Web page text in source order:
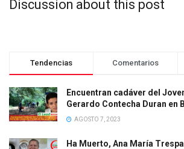
Discussion about this post
Tendencias Comentarios
Encuentran cadáver del
Gerardo Contecha Duran en
AGOSTO 7, 2023
Ha Muerto, Ana María